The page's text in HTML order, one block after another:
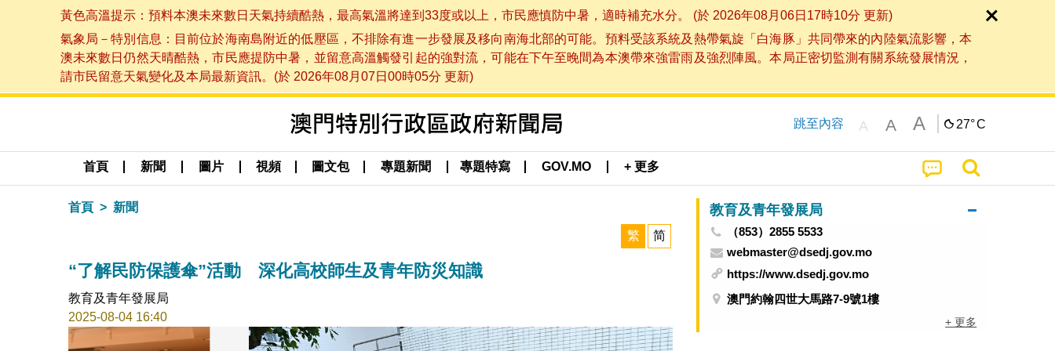
黃色高溫提示：預料本澳未來數日天氣持續酷熱，最高氣溫將達到33度或以上，市民應慎防中暑，適時補充水分。 (於 2026年08月06日17時10分 更新)
氣象局－特別信息：目前位於海南島附近的低壓區，不排除有進一步發展及移向南海北部的可能。預料受該系統及熱帶氣旋「白海豚」共同帶來的內陸氣流影響，本
澳未來數日仍然天晴酷熱，市民應提防中暑，並留意高溫觸發引起的強對流，可能在下午至晚間為本澳帶來強雷雨及強烈陣風。本局正密切監測有關系統發展情況，
請市民留意天氣變化及本局最新資訊。(於 2026年08月07日00時05分 更新)
跳至內容 A A A 27°C
首頁 新聞 圖片 視頻 圖文包 專題新聞 專題特寫 GOV.MO + 更多
首頁 新聞
繁 简
“了解民防保護傘”活動 深化高校師生及青年防災知識
教育及青年發展局
2025-08-04 16:40
教育及青年發展局
（853）2855 5533
webmaster@dsedj.gov.mo
https://www.dsedj.gov.mo
澳門約翰四世大馬路7-9號1樓
+ 更多